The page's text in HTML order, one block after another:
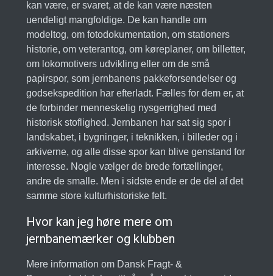
kan være, er svaret, at de kan være næsten
uendeligt mangfoldige. De kan handle om
modeltog, om fotodokumentation, om stationers
historie, om veterantog, om køreplaner, om billetter,
om lokomotivers udvikling eller om de små
papirspor, som jernbanens pakkeforsendelser og
godsekspedition har efterladt. Fælles for dem er, at
de forbinder menneskelig nysgerrighed med
historisk stoflighed. Jernbanen har sat sig spor i
landskabet, i bygninger, i teknikken, i billeder og i
arkiverne, og alle disse spor kan blive genstand for
interesse. Nogle vælger de brede fortællinger,
andre de smalle. Men i sidste ende er de del af det
samme store kulturhistoriske felt.
Hvor kan jeg høre mere om
jernbanemærker og klubben
Mere information om Dansk Fragt- &